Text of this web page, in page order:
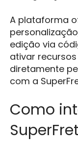
A plataforma
edição via
ativar
diretamente
com a
Como